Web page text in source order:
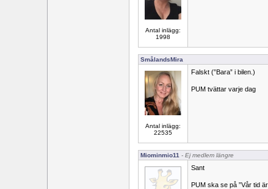
Antal inlägg:
1998
SmålandsMira
Antal inlägg:
22535
Falskt (”Bara” i bilen.)
PUM tvättar varje dag
Miominmio11 - Ej medlem längre
Sant
PUM ska se på ”Vår tid är